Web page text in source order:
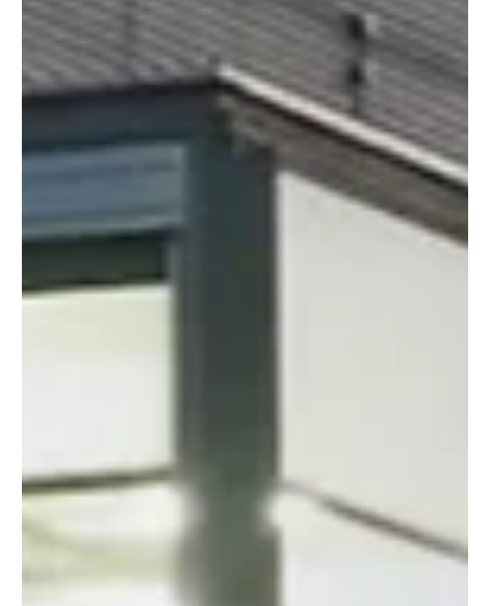
Symbolbild von BSU Abfahrten der «Chessler-Busse»